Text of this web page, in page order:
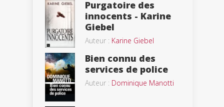
Purgatoire des
innocents - Karine
Giebel
Auteur : Karine Giebel
Bien connu des
services de police
Auteur : Dominique Manotti